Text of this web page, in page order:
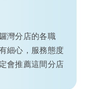
灣分店的各職
細心，服務態度
會推薦這間分店